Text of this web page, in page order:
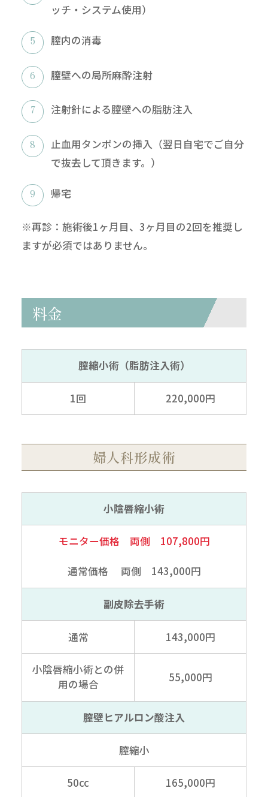
ッチ・システム使用）
膣内の消毒
膣壁への局所麻酔注射
注射針による膣壁への脂肪注入
止血用タンポンの挿入（翌日自宅でご自分
で抜去して頂きます。）
帰宅
※再診：施術後1ヶ月目、3ヶ月目の2回を推奨し
ますが必須ではありません。
料金
膣縮小術（脂肪注入術）
1回 220,000円
婦人科形成術
小陰唇縮小術
モニター価格 両側 107,800円
通常価格 両側 143,000円
副皮除去手術
通常 143,000円
小陰唇縮小術との併
用の場合
55,000円
膣壁ヒアルロン酸注入
膣縮小
50cc 165,000円